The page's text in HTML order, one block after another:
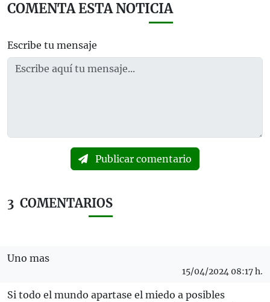
COMENTA ESTA NOTICIA
Escribe tu mensaje
Publicar comentario
3 COMENTARIOS
Uno mas
15/04/2024 08:17 h.
Si todo el mundo apartase el miedo a posibles